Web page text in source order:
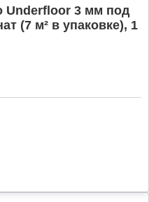
Underfloor 3 мм под
(7 м² в упаковке), 1